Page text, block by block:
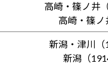
高崎・篠ノ井
高崎・篠ノ
新潟・津川（
新潟（